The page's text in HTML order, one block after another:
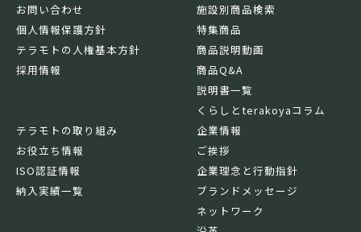
お問い合わせ
個人情報保護方針
テラモトの人権基本方針
採用情報
施設別商品検索
特集商品
商品説明動画
商品Q&A
説明書一覧
くらしとterakoyaコラム
テラモトの取り組み
お役立ち情報
ISO認証情報
納入実績一覧
企業情報
ご挨拶
企業理念と行動指針
ブランドメッセージ
ネットワーク